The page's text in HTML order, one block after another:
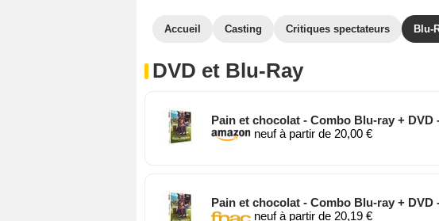
Accueil Casting Critiques spectateurs Blu-
DVD et Blu-Ray
Pain et chocolat - Combo Blu-ray + DVD
neuf à partir de 20,00 €
Pain et chocolat - Combo Blu-ray + DVD
neuf à partir de 20,19 €